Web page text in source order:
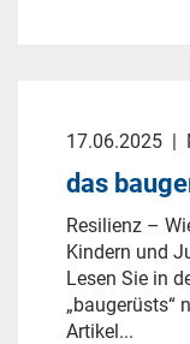
17.06.2025 |
das
Resilienz –
Kindern und
Lesen Sie in
„baugerüsts“
Artikel...